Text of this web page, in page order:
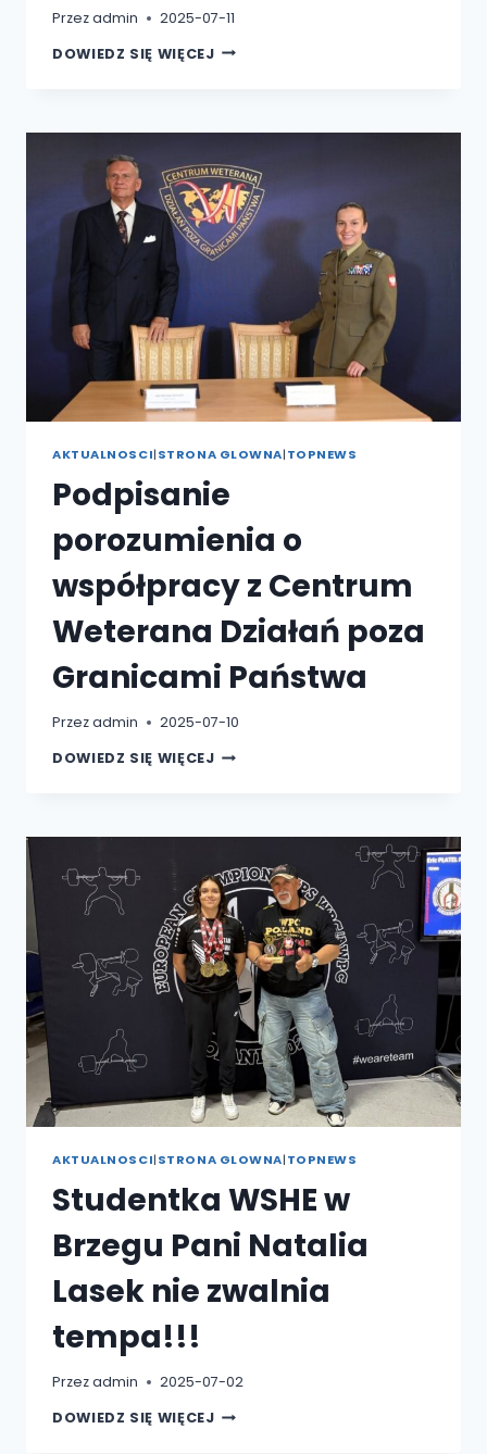
Przezadmin
2025-07-11
DOWIEDZ SIĘ WIĘCEJSPOTKANIE
JOANNĄ
STYCZEŃ-
LASOCKĄ
ORAZ
DYREKTOR
DS.
SPORTU
MAŁGORZATĄ
STRZAŁKOWSKĄ
AKTUALNOSCI|STRONA GLOWNA|TOPNEWS
Podpisanie
porozumienia o
współpracy z Centrum
Weterana Działań poza
Granicami Państwa
Przezadmin
2025-07-10
DOWIEDZ SIĘ WIĘCEJPODPISANIE
POZA
GRANICAMI
PAŃSTWA
AKTUALNOSCI|STRONA GLOWNA|TOPNEWS
Studentka WSHE w
Brzegu Pani Natalia
Lasek nie zwalnia
tempa!!!
Przezadmin
2025-07-02
DOWIEDZ SIĘ WIĘCEJSTUDENTKA